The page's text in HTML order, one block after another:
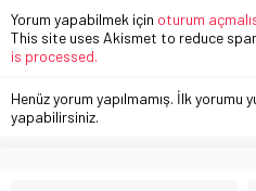
Yorum yapabilmek için oturum
This site uses Akismet to reduce
is processed.
Henüz yorum yapılmamış. İlk yorumu
yapabilirsiniz.